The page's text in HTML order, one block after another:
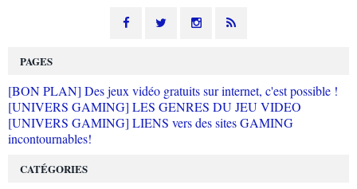
PAGES
[BON PLAN] Des jeux vidéo gratuits sur internet, c'est possible !
[UNIVERS GAMING] LES GENRES DU JEU VIDEO
[UNIVERS GAMING] LIENS vers des sites GAMING
incontournables!
CATÉGORIES